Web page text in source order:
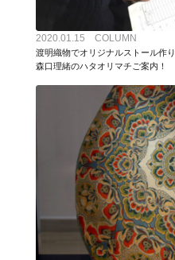
2020.01.15 COLUMN
渡明織物でオリジナルストール作り
森口理緒のハタオリマチご案内！